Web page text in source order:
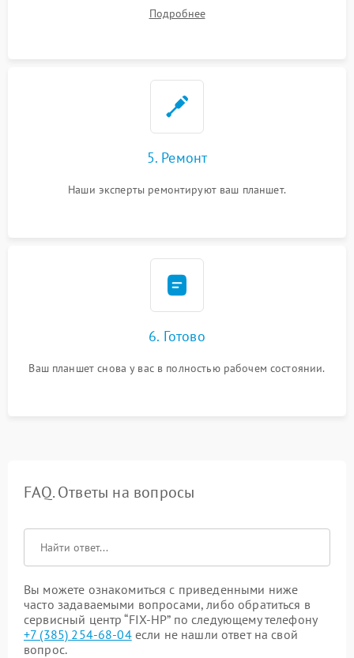
Подробнее
5. Ремонт
Наши эксперты ремонтируют ваш планшет.
6. Готово
Ваш планшет снова у вас в полностью рабочем состоянии.
FAQ. Ответы на вопросы
Вы можете ознакомиться с приведенными ниже
часто задаваемыми вопросами, либо обратиться в
сервисный центр “FIX-HP” по следующему телефону
+7 (385) 254-68-04если не нашли ответ на свой
вопрос.